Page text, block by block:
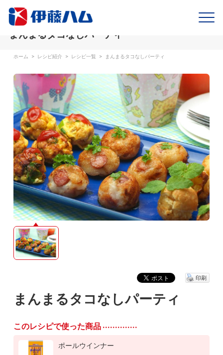
まんまるタコなしパーティ
ホーム > レシピ紹介 > レシピ一覧 > まんまるタコなしパーティ
まんまるタコなしパーティ
印刷
このレシピで使った商品
ポールウインナー